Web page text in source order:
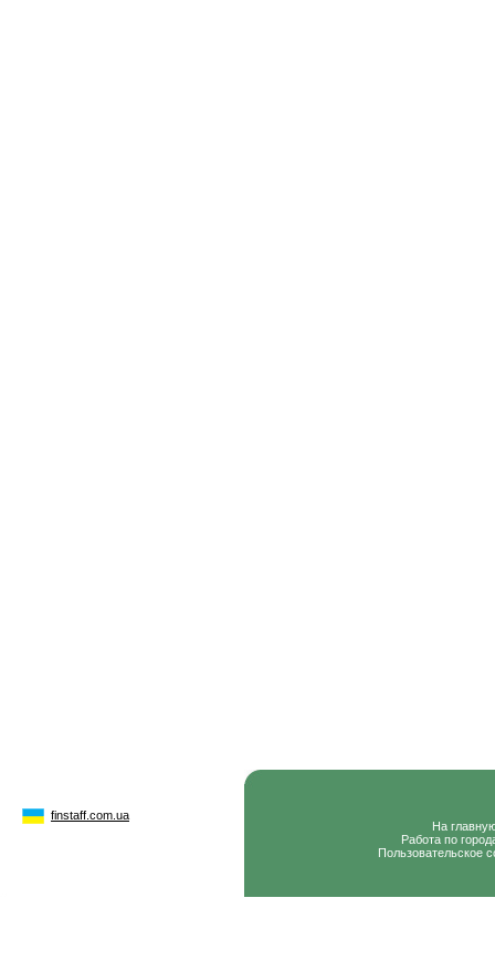
finstaff.com.ua
На
Работа по
Пользовательское